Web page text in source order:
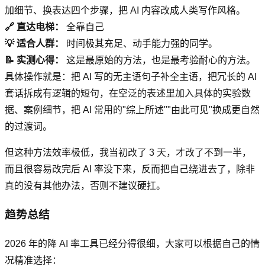
加细节、换表达四个步骤，把 AI 内容改成人类写作风格。
🔗 直达电梯：
全靠自己
💡 适合人群：
时间极其充足、动手能力强的同学。
📝 实测心得：
这是最原始的方法，也是最考验耐心的方法。
具体操作就是：把 AI 写的无主语句子补全主语，把冗长的 AI
套话拆成有逻辑的短句，在空泛的表述里加入具体的实验数
据、案例细节，把 AI 常用的"综上所述""由此可见"换成更自然
的过渡词。
但这种方法效率极低，我当初改了 3 天，才改了不到一半，
而且很容易改完后 AI 率没下来，反而把自己绕进去了，除非
真的没有其他办法，否则不建议硬扛。
趋势总结
2026 年的降 AI 率工具已经分得很细，大家可以根据自己的情
况精准选择：